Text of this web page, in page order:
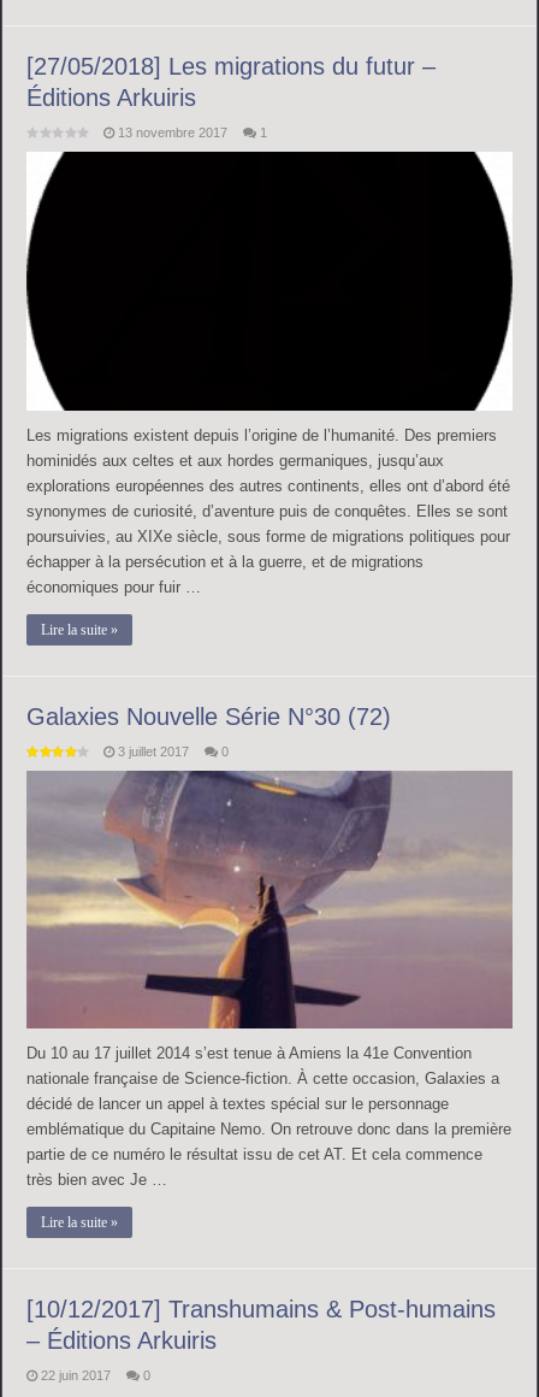
[27/05/2018] Les migrations du futur –
Éditions Arkuiris
13 novembre 2017 1
Les migrations existent depuis l’origine de l’humanité. Des premiers
hominidés aux celtes et aux hordes germaniques, jusqu’aux
explorations européennes des autres continents, elles ont d’abord été
synonymes de curiosité, d’aventure puis de conquêtes. Elles se sont
poursuivies, au XIXe siècle, sous forme de migrations politiques pour
échapper à la persécution et à la guerre, et de migrations
économiques pour fuir …
Lire la suite »
Galaxies Nouvelle Série N°30 (72)
3 juillet 2017 0
Du 10 au 17 juillet 2014 s’est tenue à Amiens la 41e Convention
nationale française de Science-fiction. À cette occasion, Galaxies a
décidé de lancer un appel à textes spécial sur le personnage
emblématique du Capitaine Nemo. On retrouve donc dans la première
partie de ce numéro le résultat issu de cet AT. Et cela commence
très bien avec Je …
Lire la suite »
[10/12/2017] Transhumains & Post-humains
– Éditions Arkuiris
22 juin 2017 0